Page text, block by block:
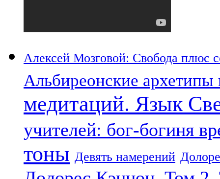
Алексей Мозговой: Свобода плюс
Альбиреонские
медитаций. Язык
учителей: бог-богиня
тоны Девять намерений